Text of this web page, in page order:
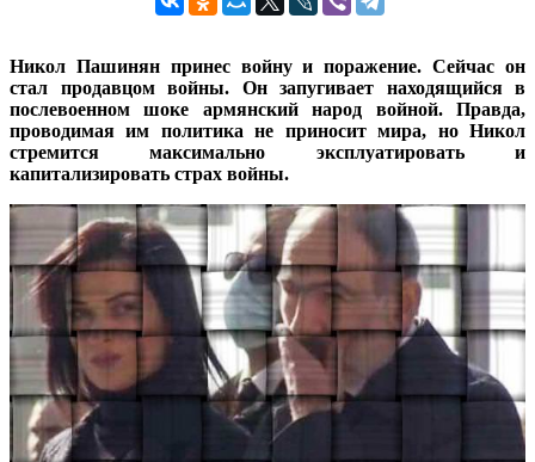
Никол Пашинян принес войну и поражение. Сейчас он
стал продавцом войны. Он запугивает находящийся в
послевоенном шоке армянский народ войной. Правда,
проводимая им политика не приносит мира, но Никол
стремится максимально эксплуатировать и
капитализировать страх войны.